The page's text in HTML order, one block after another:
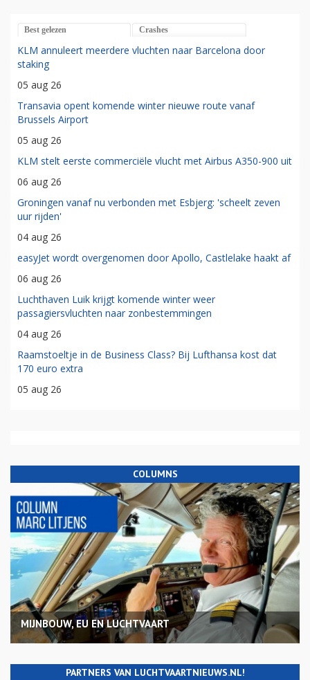
Best gelezen Crashes
KLM annuleert meerdere vluchten naar Barcelona door
staking
05 aug 26
Transavia opent komende winter nieuwe route vanaf
Brussels Airport
05 aug 26
KLM stelt eerste commerciële vlucht met Airbus A350-900 uit
06 aug 26
Groningen vanaf nu verbonden met Esbjerg: 'scheelt zeven
uur rijden'
04 aug 26
easyJet wordt overgenomen door Apollo, Castlelake haakt af
06 aug 26
Luchthaven Luik krijgt komende winter weer
passagiersvluchten naar zonbestemmingen
04 aug 26
Raamstoeltje in de Business Class? Bij Lufthansa kost dat
170 euro extra
05 aug 26
COLUMNS
MIJNBOUW, EU EN LUCHTVAART
PARTNERS VAN LUCHTVAARTNIEUWS.NL!